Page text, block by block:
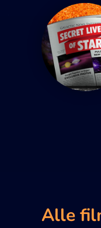
Alle